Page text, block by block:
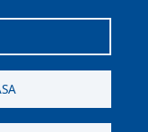
Kedd,
óráig